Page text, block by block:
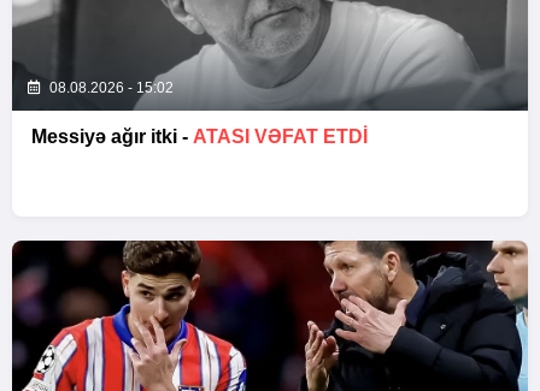
08.08.2026 - 15:02
Messiyə ağır itki - ATASI VƏFAT ETDI